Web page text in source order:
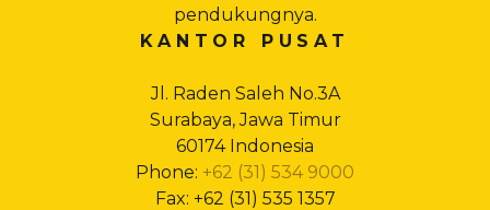
pendukungnya.
KANTOR PUSAT
Jl. Raden Saleh No.3A
Surabaya, Jawa Timur
60174 Indonesia
Phone: +62 (31) 534 9000
Fax: +62 (31) 535 1357